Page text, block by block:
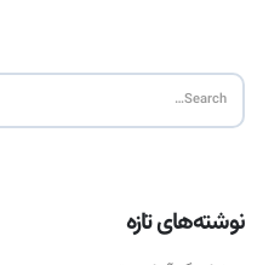
نوشته‌های تازه